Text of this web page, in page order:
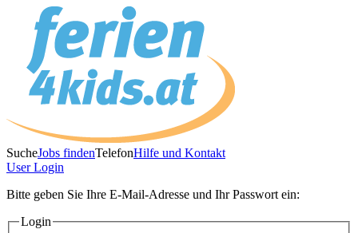
SucheJobs findenTelefonHilfe und Kontakt
UserLogin
Bitte geben Sie Ihre E-Mail-Adresse und Ihr Passwort ein:
Login